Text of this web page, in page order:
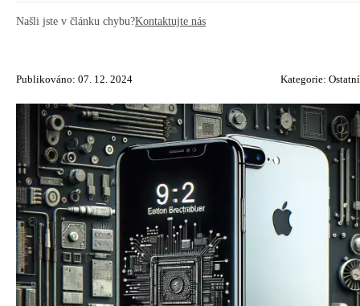
Našli jste v článku chybu?Kontaktujte nás
Publikováno: 07. 12. 2024 Kategorie: Ostatní